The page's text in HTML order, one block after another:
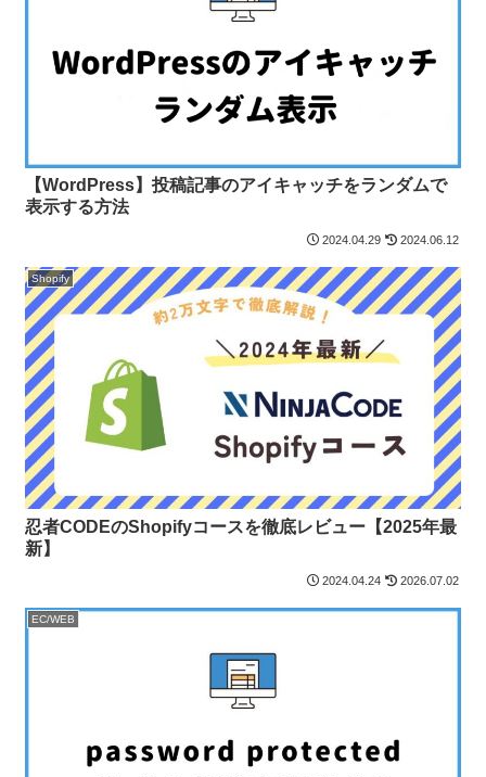
【WordPress】投稿記事のアイキャッチをランダムで
表示する方法
2024.04.29 2024.06.12
Shopify
忍者CODEのShopifyコースを徹底レビュー【2025年最
新】
2024.04.24 2026.07.02
EC/WEB